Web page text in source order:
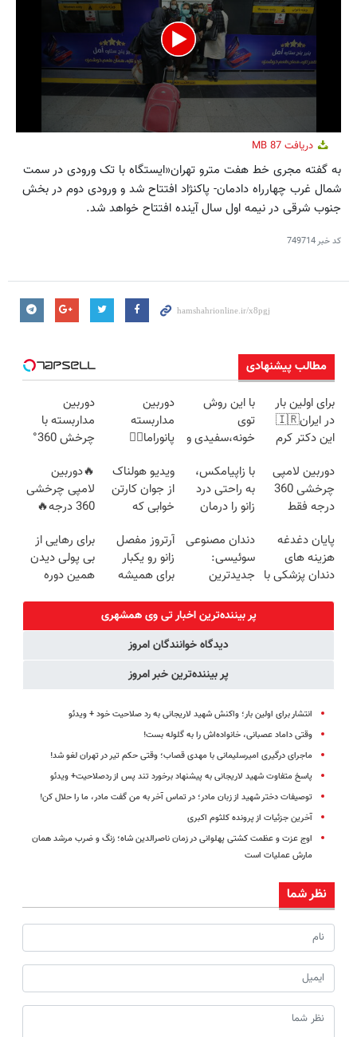
0
of
minutes,
37
دریافت 87 MB
به گفته مجری خط هفت مترو تهران«ایستگاه با تک ورودی در سمت
شمال غرب چهارراه دادمان- پاکنژاد افتتاح شد و ورودی دوم در بخش
جنوب شرقی در نیمه اول سال آینده افتتاح ‌خواهد شد.
کد خبر749714
مطالب پیشنهادی
برای اولین بار
در ایران🇮🇷
این دکتر کرم
روزه ساخت!
با این روش
توی
خونه،سفیدی و
برگردون
(40%off)
دوربین
مداربسته
پانوراما👈🏻
360°و سازگار با
اندروید و ios
دوربین
مداربسته با
چرخش 360°
(ضمانت
تعویض +
پرداخت درب
دوربین لامپی
چرخشی 360
درجه فقط
🔥 پرداخت
درب منزل
با زاپیامکس،
به راحتی درد
زانو را درمان
ویدیو هولناک
از جوان کارتن
خوابی که
آموزش رایگان
🔥دوربین
لامپی چرخشی
360 درجه🔥
منزل + گارانتی
تعویض
پایان دغدغه
هزینه های
دندان پزشکی با
کننده خانگی
دندان مصنوعی
سوئیسی:
جدیدترین
سبک و مقاوم |
پرداخت قسطی
آرتروز مفصل
زانو رو یکبار
برای همیشه
◗پرسش‌نامه◖
برای رهایی از
بی پولی دیدن
همین دوره
کن)
پر بیننده‌ترین اخبار تی وی همشهری
دیدگاه خوانندگان امروز
پر بیننده‌ترین خبر امروز
انتشار برای اولین بار؛ واکنش شهید لاریجانی به رد صلاحیت خود + ویدئو
وقتی داماد عصبانی، خانواده‌اش را به گلوله بست!
ماجرای درگیری امیرسلیمانی با مهدی قصاب؛ وقتی حکم تیر در تهران لغو شد!
پاسخ متفاوت شهید لاریجانی به پیشنهاد برخورد تند پس از ردصلاحیت+ ویدئو
توصیفات دختر شهید از زبان مادر؛ در تماس آخر به من گفت مادر، ما را حلال کن!
آخرین جزئیات از پرونده کلثوم اکبری
اوج عزت و عظمت کشتی پهلوانی در زمان ناصرالدین شاه؛ زنگ و ضرب مرشد همان
مارش عملیات است
نظر شما